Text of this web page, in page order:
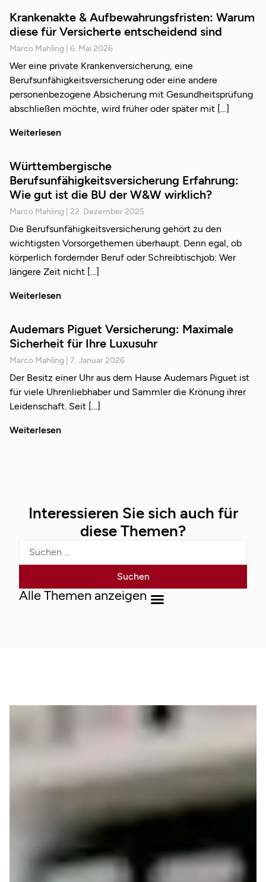
Krankenakte & Aufbewahrungsfristen: Warum
diese für Versicherte entscheidend sind
Marco Mahling 6. Mai 2026
Wer eine private Krankenversicherung, eine
Berufsunfähigkeitsversicherung oder eine andere
personenbezogene Absicherung mit Gesundheitsprüfung
abschließen möchte, wird früher oder später mit
Weiterlesen
Württembergische
Berufsunfähigkeitsversicherung Erfahrung:
Wie gut ist die BU der W&W wirklich?
Marco Mahling 22. Dezember 2025
Die Berufsunfähigkeitsversicherung gehört zu den
wichtigsten Vorsorgethemen überhaupt. Denn egal, ob
körperlich fordernder Beruf oder Schreibtischjob: Wer
längere Zeit nicht
Weiterlesen
Audemars Piguet Versicherung: Maximale
Sicherheit für Ihre Luxusuhr
Marco Mahling 7. Januar 2026
Der Besitz einer Uhr aus dem Hause Audemars Piguet ist
für viele Uhrenliebhaber und Sammler die Krönung ihrer
Leidenschaft. Seit
Weiterlesen
Interessieren Sie sich auch für
diese Themen?
Alle Themen anzeigen